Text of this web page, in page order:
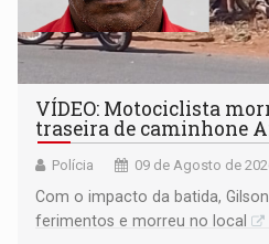
VÍDEO: Motociclista
traseira de caminhone
Polícia 09 de Agosto de
​Com o impacto da batida,
ferimentos e morreu no local